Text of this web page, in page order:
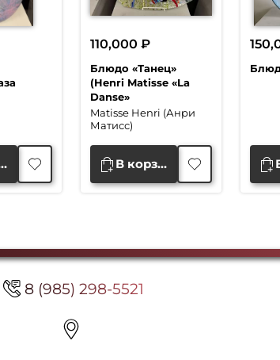
Блюдо «Танец»
(Henri Matisse «La
Danse»
Matisse Henri (Анри
Матисс)
110,000 ₽
В корзину
8 (985) 298-5521